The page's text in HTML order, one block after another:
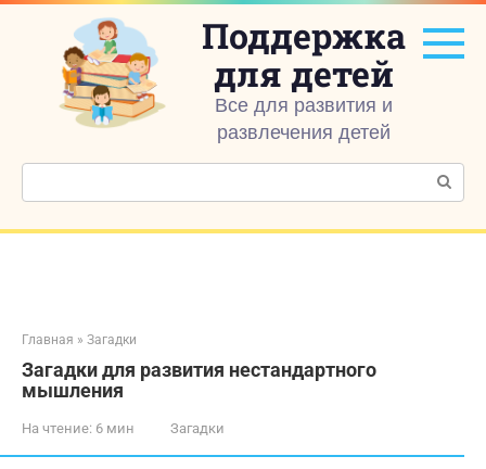
Перейти
контенту
Поддержка
для детей
Все для развития и
развлечения детей
Поиск:
Главная » Загадки
Загадки для развития нестандартного
мышления
На чтение: 6 мин Загадки